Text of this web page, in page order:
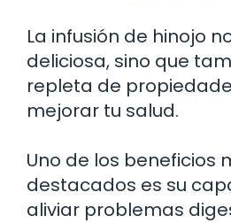
La infusión de hinojo
deliciosa, sino que
repleta de
mejorar tu salud.
Uno de los beneficios
destacados es su
aliviar problemas